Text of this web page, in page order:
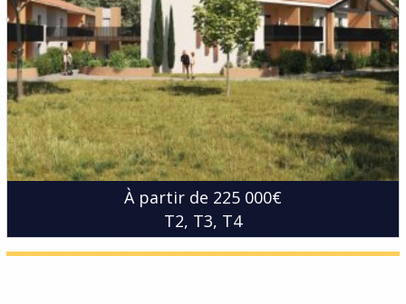
À partir de 225 000€
T2 T3 T4